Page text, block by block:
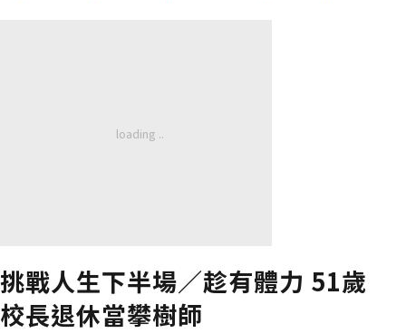
挑戰人生下半場／趁有體力 51歲
校長退休當攀樹師